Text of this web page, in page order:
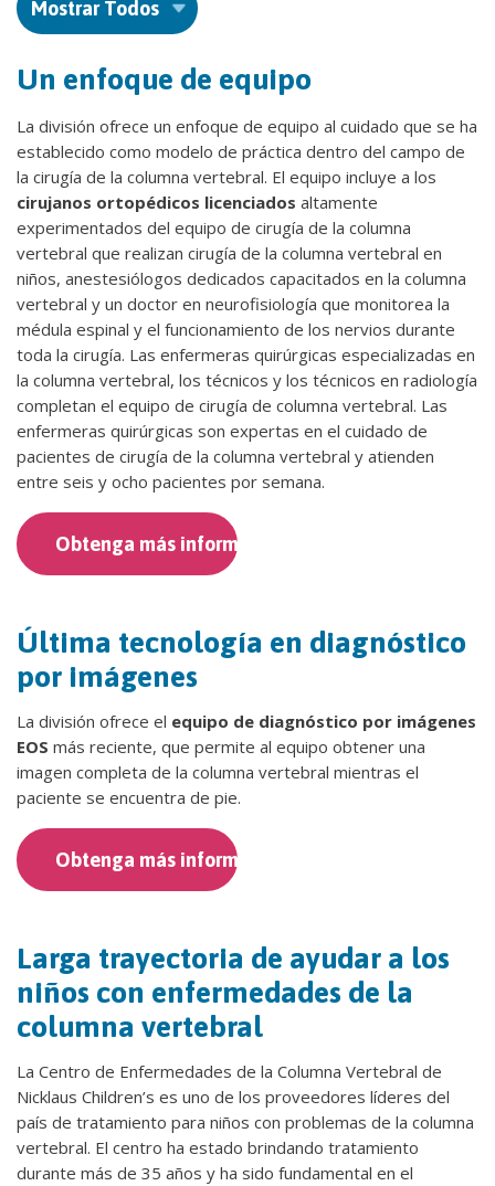
Mostrar Todos
Un enfoque de equipo
La división ofrece un enfoque de equipo al cuidado que se ha
establecido como modelo de práctica dentro del campo de
la cirugía de la columna vertebral. El equipo incluye a los
cirujanos ortopédicos licenciados altamente
experimentados del equipo de cirugía de la columna
vertebral que realizan cirugía de la columna vertebral en
niños, anestesiólogos dedicados capacitados en la columna
vertebral y un doctor en neurofisiología que monitorea la
médula espinal y el funcionamiento de los nervios durante
toda la cirugía. Las enfermeras quirúrgicas especializadas en
la columna vertebral, los técnicos y los técnicos en radiología
completan el equipo de cirugía de columna vertebral. Las
enfermeras quirúrgicas son expertas en el cuidado de
pacientes de cirugía de la columna vertebral y atienden
entre seis y ocho pacientes por semana.
Obtenga más información
Última tecnología en diagnóstico
por imágenes
La división ofrece el equipo de diagnóstico por imágenes
EOS más reciente, que permite al equipo obtener una
imagen completa de la columna vertebral mientras el
paciente se encuentra de pie.
Obtenga más información
Larga trayectoria de ayudar a los
niños con enfermedades de la
columna vertebral
La Centro de Enfermedades de la Columna Vertebral de
Nicklaus Children’s es uno de los proveedores líderes del
país de tratamiento para niños con problemas de la columna
vertebral. El centro ha estado brindando tratamiento
durante más de 35 años y ha sido fundamental en el